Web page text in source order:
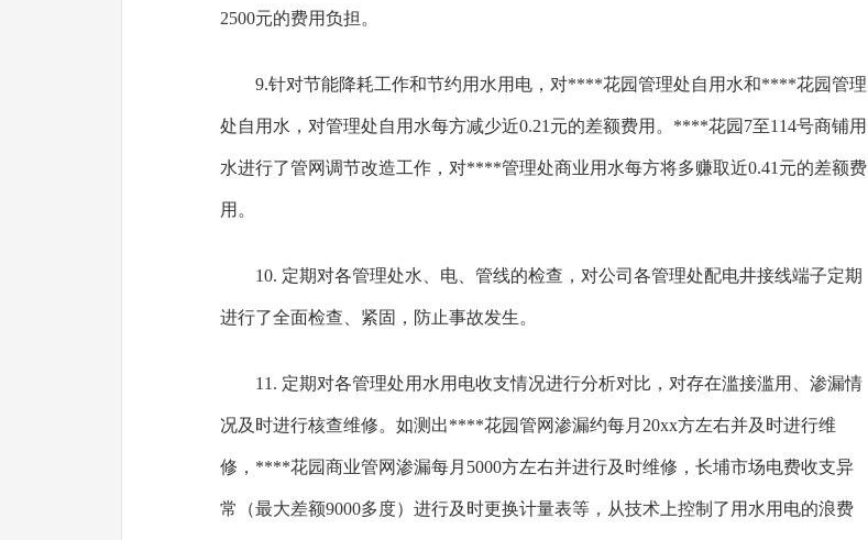
2500元的费用负担。
9.针对节能降耗工作和节约用水用电，对****花园管理处自用水和****花园管理
处自用水，对管理处自用水每方减少近0.21元的差额费用。****花园7至114号商铺用
水进行了管网调节改造工作，对****管理处商业用水每方将多赚取近0.41元的差额费
用。
10. 定期对各管理处水、电、管线的检查，对公司各管理处配电井接线端子定期
进行了全面检查、紧固，防止事故发生。
11. 定期对各管理处用水用电收支情况进行分析对比，对存在滥接滥用、渗漏情
况及时进行核查维修。如测出****花园管网渗漏约每月20xx方左右并及时进行维
修，****花园商业管网渗漏每月5000方左右并进行及时维修，长埔市场电费收支异
常（最大差额9000多度）进行及时更换计量表等，从技术上控制了用水用电的浪费